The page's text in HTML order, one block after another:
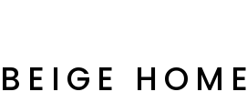
BEIGE HOME